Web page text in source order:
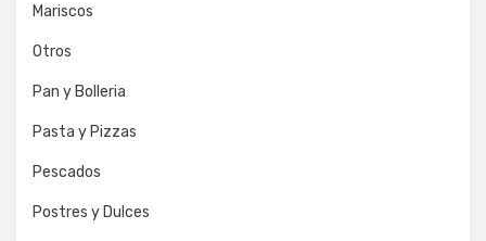
Mariscos
Otros
Pan y Bolleria
Pasta y Pizzas
Pescados
Postres y Dulces